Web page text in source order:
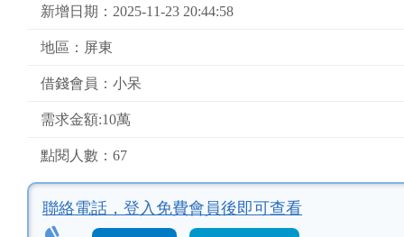
新增日期：2025-11-23 20:44:58
地區：屏東
借錢會員：小呆
需求金額:10萬
點閱人數：67
聯絡電話， 登入免費會員後即可查看